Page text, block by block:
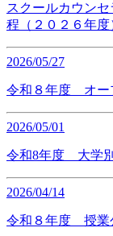
スクールカウン
程（２０２６年度
2026/05/27
令和８年度 オー
2026/05/01
令和8年度 大学別
2026/04/14
令和８年度 授業